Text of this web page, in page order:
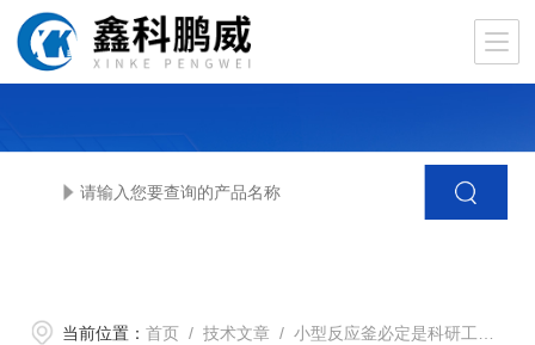
当前位置：首页 /技术文章 / 小型反应釜必定是科研工作者的佳的反应设备